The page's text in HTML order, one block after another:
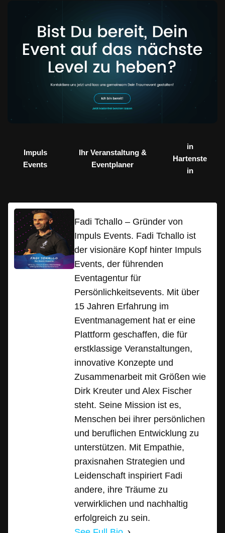
Impuls
Events
Ihr Veranstaltung &
Eventplaner
in
Hartenste
in
Fadi Tchallo – Gründer von
Impuls Events. Fadi Tchallo ist
der visionäre Kopf hinter Impuls
Events, der führenden
Eventagentur für
Persönlichkeitsevents. Mit über
15 Jahren Erfahrung im
Eventmanagement hat er eine
Plattform geschaffen, die für
erstklassige Veranstaltungen,
innovative Konzepte und
Zusammenarbeit mit Größen wie
Dirk Kreuter und Alex Fischer
steht. Seine Mission ist es,
Menschen bei ihrer persönlichen
und beruflichen Entwicklung zu
unterstützen. Mit Empathie,
praxisnahen Strategien und
Leidenschaft inspiriert Fadi
andere, ihre Träume zu
verwirklichen und nachhaltig
erfolgreich zu sein.